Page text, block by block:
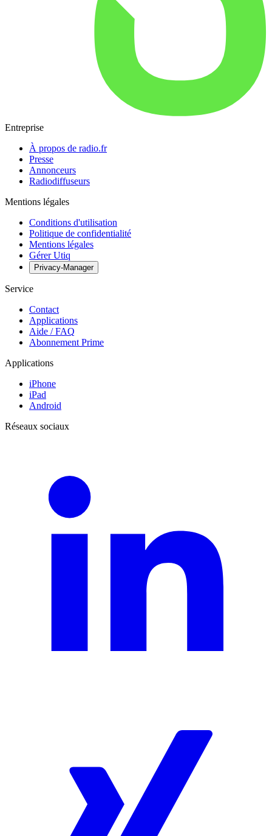
Entreprise
À propos de radio.fr
Presse
Annonceurs
Radiodiffuseurs
Mentions légales
Conditions d'utilisation
Politique de confidentialité
Mentions légales
Gérer Utiq
Privacy-Manager
Service
Contact
Applications
Aide / FAQ
Abonnement Prime
Applications
iPhone
iPad
Android
Réseaux sociaux